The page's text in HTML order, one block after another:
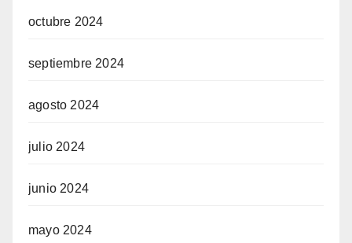
octubre 2024
septiembre 2024
agosto 2024
julio 2024
junio 2024
mayo 2024